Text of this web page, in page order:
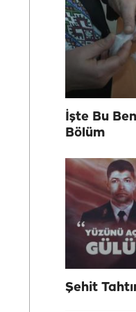
İşte Bu
Bölüm
Şehit